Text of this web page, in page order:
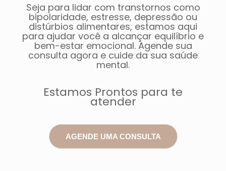
Seja para lidar com transtornos como
bipolaridade, estresse, depressão ou
distúrbios alimentares, estamos aqui
para ajudar você a alcançar equilíbrio e
bem-estar emocional. Agende sua
consulta agora e cuide da sua saúde
mental.
Estamos Prontos para te
atender
AGENDE UMA CONSULTA